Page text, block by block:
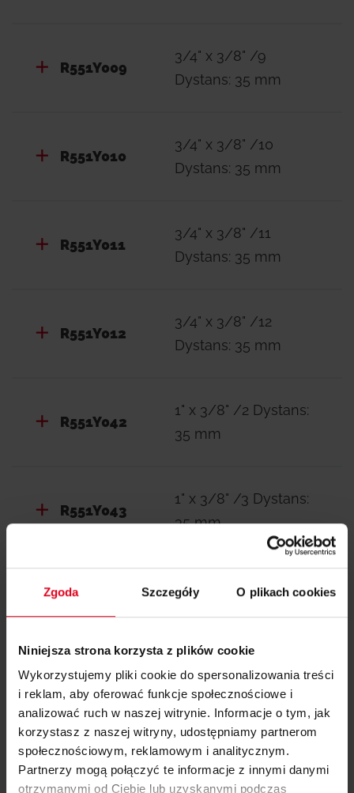
Zgoda Szczegóły O plikach cookies
Niniejsza strona korzysta z plików cookie
Wykorzystujemy pliki cookie do spersonalizowania treści
i reklam, aby oferować funkcje społecznościowe i
analizować ruch w naszej witrynie. Informacje o tym, jak
korzystasz z naszej witryny, udostępniamy partnerom
społecznościowym, reklamowym i analitycznym.
Partnerzy mogą połączyć te informacje z innymi danymi
otrzymanymi od Ciebie lub uzyskanymi podczas
R551Y009
3/4" x 3/8" /9
Dystans: 35 mm
R551Y010
3/4" x 3/8" /10
Dystans: 35 mm
R551Y011
3/4" x 3/8" /11
Dystans: 35 mm
R551Y012
3/4" x 3/8" /12
Dystans: 35 mm
R551Y042
1" x 3/8" /2 Dystans:
35 mm
R551Y043
1" x 3/8" /3 Dystans:
35 mm
R551Y044
1" x 3/8" /4 Dystans:
R551Y045
1" x 3/8" /5 Dystans:
35 mm
R551Y046
1" x 3/8" /6 Dystans:
35 mm